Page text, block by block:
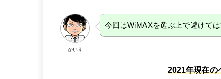
かいり
今回はWiMAXを選ぶ上で避けて
2021年現在の